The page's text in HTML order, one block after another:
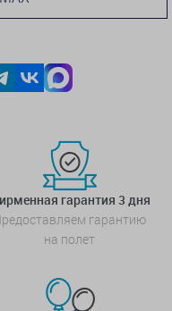
гарантия 3 дня
гарантию
на полет